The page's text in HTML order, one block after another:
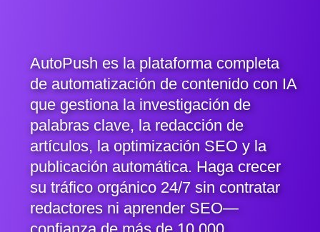
AutoPush es la plataforma completa
de automatización de contenido con IA
que gestiona la investigación de
palabras clave, la redacción de
artículos, la optimización SEO y la
publicación automática. Haga crecer
su tráfico orgánico 24/7 sin contratar
redactores ni aprender SEO—